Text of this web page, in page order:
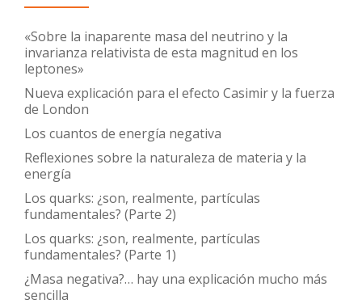
«Sobre la inaparente masa del neutrino y la
invarianza relativista de esta magnitud en los
leptones»
Nueva explicación para el efecto Casimir y la fuerza
de London
Los cuantos de energía negativa
Reflexiones sobre la naturaleza de materia y la
energía
Los quarks: ¿son, realmente, partículas
fundamentales? (Parte 2)
Los quarks: ¿son, realmente, partículas
fundamentales? (Parte 1)
¿Masa negativa?… hay una explicación mucho más
sencilla